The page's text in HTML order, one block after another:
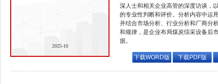
2025-10
深人士和相关企业高管的深度访谈，
的专业性判断和评价。分析内容中运
并结合市场分析、行业分析和厂商分
和规律，是企业布局煤炭综采设备后
据。
下载WORD版 下载PDF版